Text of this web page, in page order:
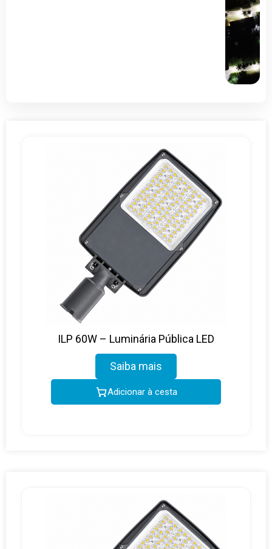
ILP 60W – Luminária Pública LED
Saiba mais
Adicionar à cesta